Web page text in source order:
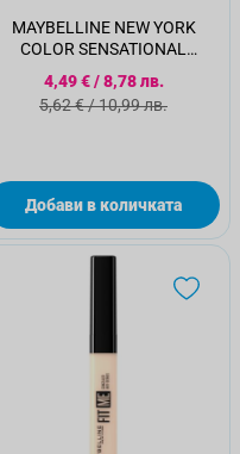
MAYBELLINE NEW YORK
COLOR SENSATIONAL
Оформящ молив за устни 50
DUSTY ROSE, 1.3 гр.
Специална цена
4,49 €/8,78 лв.
Стандартна цена
5,62 €/10,99 лв.
Добави в количката